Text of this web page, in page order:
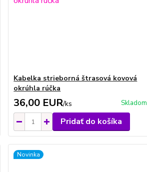
Kabelka strieborná štrasová kovová
okrúhla rúčka
36,00 EUR/ks Skladom
Pridať do košíka
Novinka